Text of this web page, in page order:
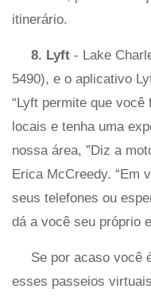
itinerário.
8. Lyft - Lake
5490), e o aplicativo
“Lyft permite que
locais e tenha uma
nossa área, ”Diz a
Erica McCreedy. “Em
seus telefones ou
dá a você seu próprio
Se por acaso você
esses passeios